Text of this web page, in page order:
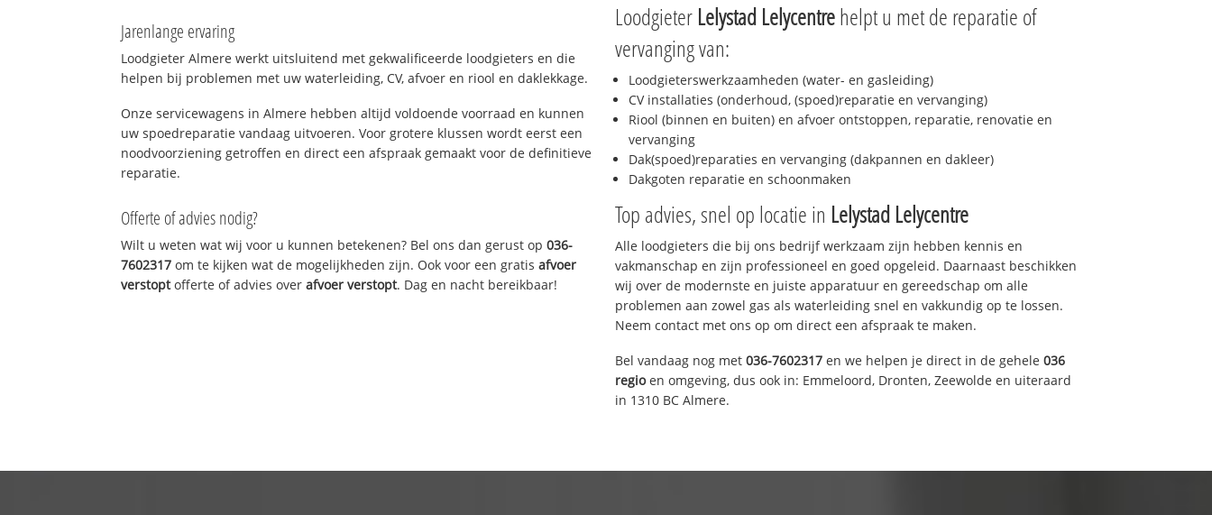
Jarenlange ervaring
Loodgieter Almere werkt uitsluitend met gekwalificeerde loodgieters en die
helpen bij problemen met uw waterleiding, CV, afvoer en riool en daklekkage.
Onze servicewagens in Almere hebben altijd voldoende voorraad en kunnen
uw spoedreparatie vandaag uitvoeren. Voor grotere klussen wordt eerst een
noodvoorziening getroffen en direct een afspraak gemaakt voor de definitieve
reparatie.
Offerte of advies nodig?
Wilt u weten wat wij voor u kunnen betekenen? Bel ons dan gerust op036-
7602317 om te kijken wat de mogelijkheden zijn. Ook voor een gratisafvoer
verstoptofferte of advies overafvoer verstopt. Dag en nacht bereikbaar!
Loodgieter Lelystad Lelycentrehelpt u met de reparatie of
vervanging van:
Loodgieterswerkzaamheden (water- en gasleiding)
CV installaties (onderhoud, (spoed)reparatie en vervanging)
Riool (binnen en buiten) en afvoer ontstoppen, reparatie, renovatie en
vervanging
Dak(spoed)reparaties en vervanging (dakpannen en dakleer)
Dakgoten reparatie en schoonmaken
Top advies, snel op locatie in Lelystad Lelycentre
Alle loodgieters die bij ons bedrijf werkzaam zijn hebben kennis en
vakmanschap en zijn professioneel en goed opgeleid. Daarnaast beschikken
wij over de modernste en juiste apparatuur en gereedschap om alle
problemen aan zowel gas als waterleiding snel en vakkundig op te lossen.
Neem contact met ons op om direct een afspraak te maken.
Bel vandaag nog met 036-7602317 en we helpen je direct in de gehele 036
regioen omgeving, dus ook in: Emmeloord, Dronten, Zeewolde en uiteraard
in 1310 BC Almere.